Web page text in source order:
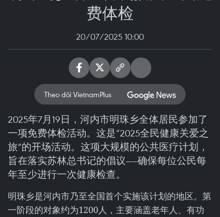
费体检
20/07/2025 10:00
Theo dõi VietnamPlus
2025年7月19日，河内市明珠乡全体居民参加了
一项免费体检活动。这是“2025全民健康关爱之
旅”的开场活动。这项大规模的公共医疗计划，
旨在落实苏林总书记的倡议——确保每位公民每
年至少进行一次健康检查。
明珠乡是河内市乃至全国首个实施该计划的地区。第
一阶段的对象约为1200人，主要涵盖老年人、有功